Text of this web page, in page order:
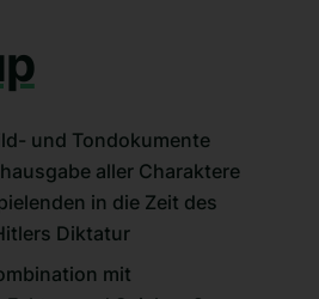
und Tondokumente
aller Charaktere
in die Zeit des
Diktatur
mit